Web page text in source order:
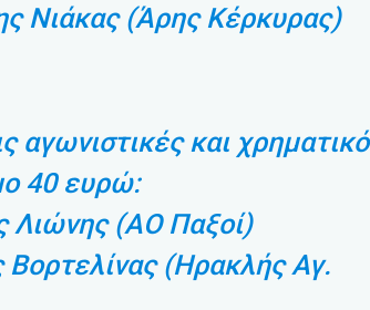
Νιάκας (Άρης Κέρκυρας)
αγωνιστικές και χρηματικό
40 ευρώ:
Λιώνης (ΑΟ Παξοί)
Βορτελίνας (Ηρακλής Αγ.